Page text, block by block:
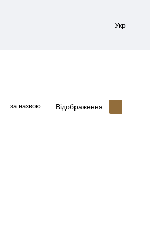
Укр
за назвою Відображення: